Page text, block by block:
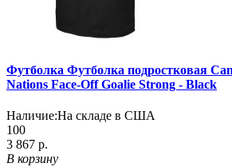
Футболка Футболка подростковая
Nations Face-Off Goalie Strong - Black
Наличие:На складе в США
100
3 867 р.
В корзину